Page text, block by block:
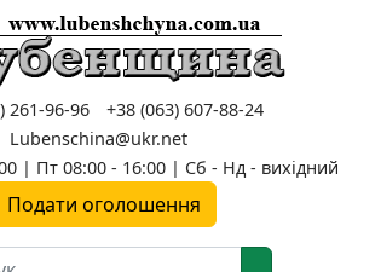
261-96-96
+38 (063) 607-88-24
Lubenschina@ukr.net
| Пт 08:00 - 16:00 | Сб - Нд - вихідний
Подати оголошення